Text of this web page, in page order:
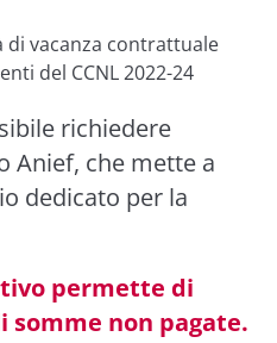
di vacanza contrattuale
del CCNL 2022-24
richiedere
Anief, che mette a
dedicato per la
permette di
non pagate.